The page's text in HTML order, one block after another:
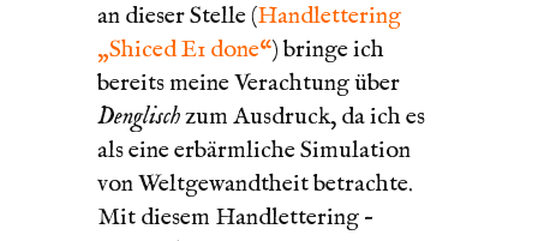
an dieser Stelle (Handlettering
„Shiced E1 done“) bringe ich
bereits meine Verachtung über
Denglischzum Ausdruck, da ich es
als eine erbärmliche Simulation
von Weltgewandtheit betrachte.
Mit diesem Handlettering –